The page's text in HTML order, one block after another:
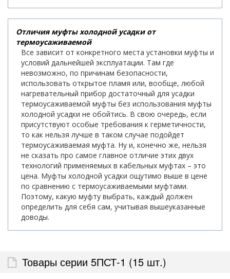
Отличия муфты холодной усадки от
термоусаживаемой
Все зависит от конкретного места установки муфты и
условий дальнейшей эксплуатации. Там где
невозможно, по причинам безопасности,
использовать открытое пламя или, вообще, любой
нагревательный прибор достаточный для усадки
термоусаживаемой муфты без использования муфты
холодной усадки не обойтись. В свою очередь, если
присутствуют особые требования к герметичности,
то как нельзя лучше в таком случае подойдет
термоусаживаемая муфта. Ну и, конечно же, нельзя
не сказать про самое главное отличие этих двух
технологий применяемых в кабельных муфтах – это
цена. Муфты холодной усадки ощутимо выше в цене
по сравнению с термоусаживаемыми муфтами.
Поэтому, какую муфту выбрать, каждый должен
определить для себя сам, учитывая вышеуказанные
доводы.
Товары серии 5ПСТ-1 (15 шт.)